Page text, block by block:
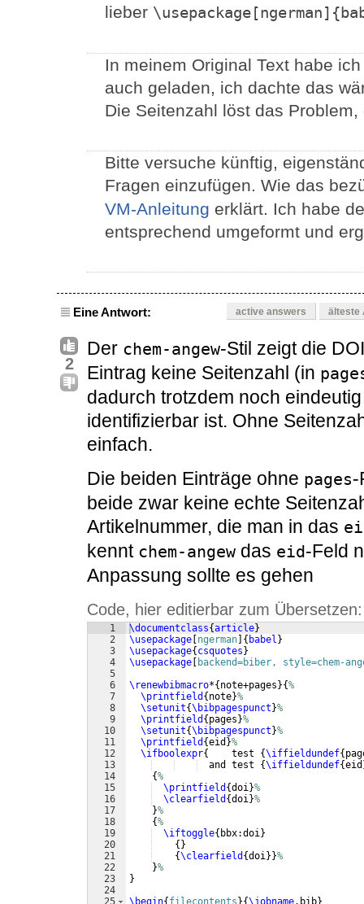
lieber
In meinem Original Text habe
auch geladen, ich dachte das
Die Seitenzahl löst das Problem,
Bitte versuche künftig,
Fragen einzufügen. Wie das
VM-Anleitung erklärt. Ich habe
entsprechend umgeformt und
Eine Antwort: active answers älteste
2
Der chem-angew-Stil zeigt die
Eintrag keine Seitenzahl (in
dadurch trotzdem noch
identifizierbar ist. Ohne
einfach.
Die beiden Einträge ohne pages-
beide zwar keine echte
Artikelnummer, die man in das
kennt chem-angew das eid-Feld
Anpassung sollte es gehen
Code, hier editierbar zum Übersetzen:
1
2
3
4
5
6
7
8
9
10
11
12
13
14
15
16
17
18
19
20
21
22
23
24
\documentclass{article}
\usepackage ngerman { babel }
\usepackage{ csquotes }
\usepackage
backend=biber, style=chem-
\renewbibmacro*{ note+pages }{%
\printfield { note}%
\setunit{\bibpagespunct }%
\printfield { pages }%
\setunit{\bibpagespunct }%
\printfield {eid }%
\ifboolexpr{
    test
{\iffieldundef{
  and test
{\iffieldundef{eid
{%
\printfield {doi}%
\clearfield {doi}%
}%
{%
\iftoggle{ bbx:doi}
{ }
{\clearfield {doi}}%
}%
}